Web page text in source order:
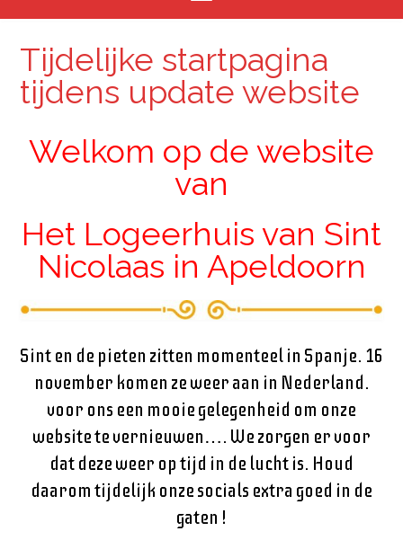
Tijdelijke startpagina
tijdens update website
Welkom op de website
van
Het Logeerhuis van Sint
Nicolaas in Apeldoorn
Sint en de pieten zitten momenteel in Spanje. 16
november komen ze weer aan in Nederland.
voor ons een mooie gelegenheid om onze
website te vernieuwen…. We zorgen er voor
dat deze weer op tijd in de lucht is. Houd
daarom tijdelijk onze socials extra goed in de
gaten !